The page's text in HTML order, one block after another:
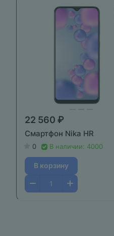
22 560 ₽
Смартфон Nika HR
0 В наличии: 4000
В корзину